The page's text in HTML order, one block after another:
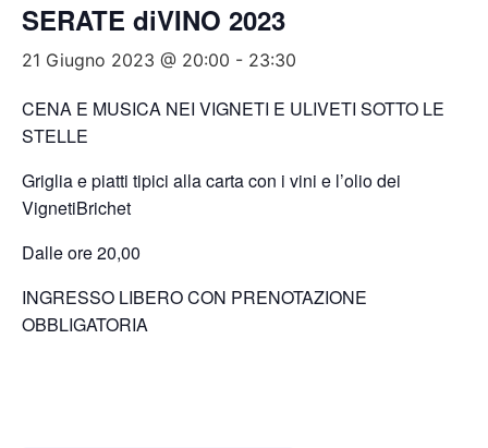
SERATE diVINO 2023
21 Giugno 2023 @ 20:00 - 23:30
CENA E MUSICA NEI VIGNETI E ULIVETI SOTTO LE
STELLE
Griglia e piatti tipici alla carta con i vini e l’olio dei
VignetiBrichet
Dalle ore 20,00
INGRESSO LIBERO CON PRENOTAZIONE
OBBLIGATORIA